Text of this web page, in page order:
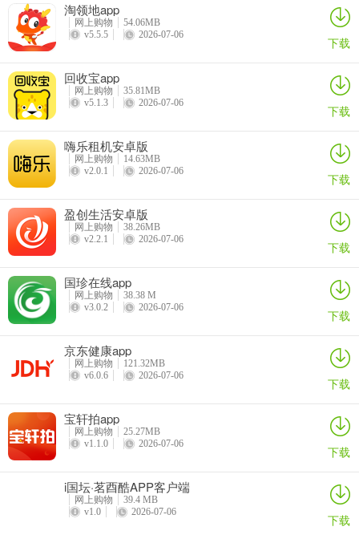
淘领地app
网上购物
54.06MB
v5.5.5
2026-07-06 下载
回收宝app
网上购物
35.81MB
v5.1.3
2026-07-06 下载
嗨乐租机安卓版
网上购物
14.63MB
v2.0.1
2026-07-06 下载
盈创生活安卓版
网上购物
38.26MB
v2.2.1
2026-07-06 下载
国珍在线app
网上购物
38.38 M
v3.0.2
2026-07-06 下载
京东健康app
网上购物
121.32MB
v6.0.6
2026-07-06 下载
宝轩拍app
网上购物
25.27MB
v1.1.0
2026-07-06 下载
i国坛·茗酉酷APP客户端
网上购物
39.4 MB
v1.0
2026-07-06 下载